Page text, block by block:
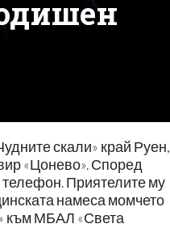
скали» край Руен,
«Цонево». Според
Приятелите му
намеса момчето
към МБАЛ «Света